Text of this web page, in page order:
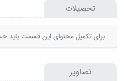
تحصیلات
برای تکمیل محتوای این قسمت باید
تصاویر